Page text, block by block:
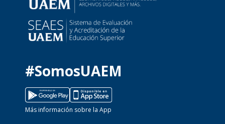
#SomosUAEM
Más información sobre la App